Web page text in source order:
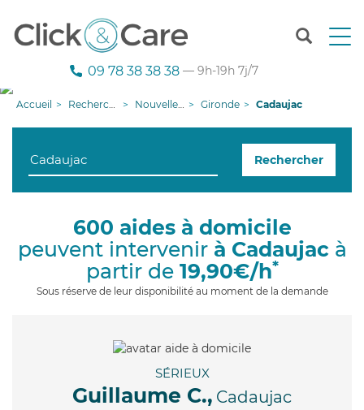
T
n
g
i
09 78 38 38 38 — 9h-19h 7j/7
Accueil Recherche aide à domicile Nouvelle-Aquitaine Gironde Cadaujac
Rechercher
600 aides à domicile
peuvent intervenir à Cadaujacà
partir de 19,90€/h*
Sous réserve de leur disponibilité au moment de la demande
SÉRIEUX
Guillaume C., Cadaujac